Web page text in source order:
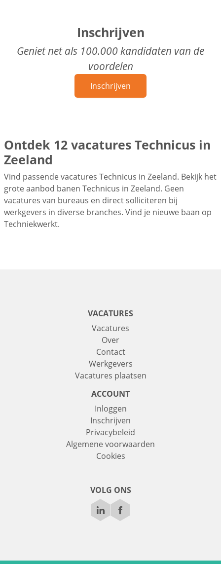
Inschrijven
Geniet net als 100.000 kandidaten van de
voordelen
Inschrijven
Ontdek 12 vacatures Technicus in
Zeeland
Vind passende vacatures Technicus in Zeeland. Bekijk het
grote aanbod banen Technicus in Zeeland. Geen
vacatures van bureaus en direct solliciteren bij
werkgevers in diverse branches. Vind je nieuwe baan op
Techniekwerkt.
VACATURES
Vacatures
Over
Contact
Werkgevers
Vacatures plaatsen
ACCOUNT
Inloggen
Inschrijven
Privacybeleid
Algemene voorwaarden
Cookies
VOLG ONS